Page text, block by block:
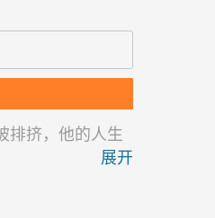
排挤，他的人生
展开